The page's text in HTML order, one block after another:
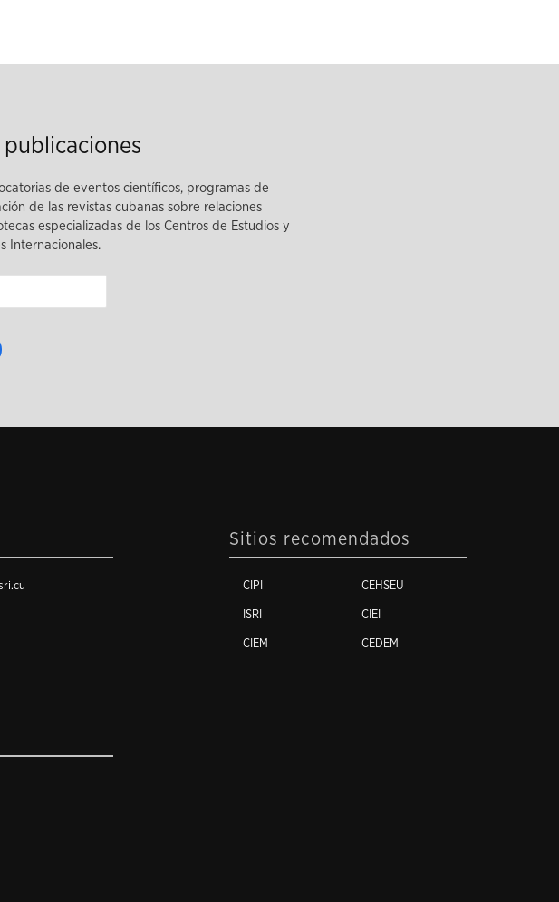
de eventos científicos, programas de
de las revistas cubanas sobre relaciones
especializadas de los Centros de Estudios y
Internacionales.
Sitios recomendados
CIPI
ISRI
CIEM
CEHSEU
CIEI
CEDEM